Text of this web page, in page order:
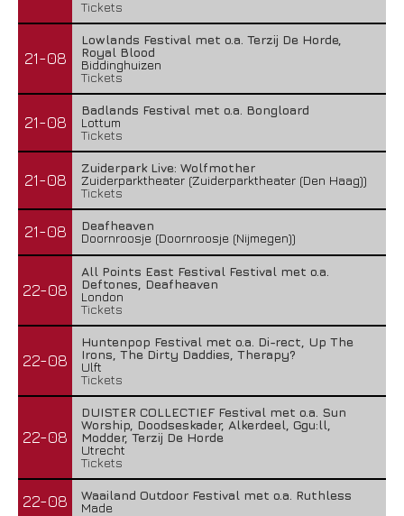
Tickets
21-08
Lowlands Festival met o.a. Terzij De Horde,
Royal Blood
Biddinghuizen
Tickets
21-08
Badlands Festival met o.a. Bongloard
Lottum
Tickets
21-08
Zuiderpark Live: Wolfmother
Zuiderparktheater (Zuiderparktheater (Den Haag))
Tickets
21-08
Deafheaven
Doornroosje (Doornroosje (Nijmegen))
22-08
All Points East Festival Festival met o.a.
Deftones, Deafheaven
London
Tickets
22-08
Huntenpop Festival met o.a. Di-rect, Up The
Irons, The Dirty Daddies, Therapy?
Ulft
Tickets
22-08
DUISTER COLLECTIEF Festival met o.a. Sun
Worship, Doodseskader, Alkerdeel, Ggu:ll,
Modder, Terzij De Horde
Utrecht
Tickets
22-08
Waailand Outdoor Festival met o.a. Ruthless
Made